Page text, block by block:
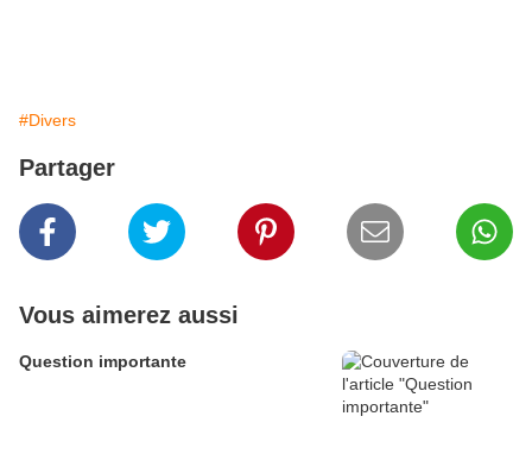
#Divers
Partager
Vous aimerez aussi
Question importante